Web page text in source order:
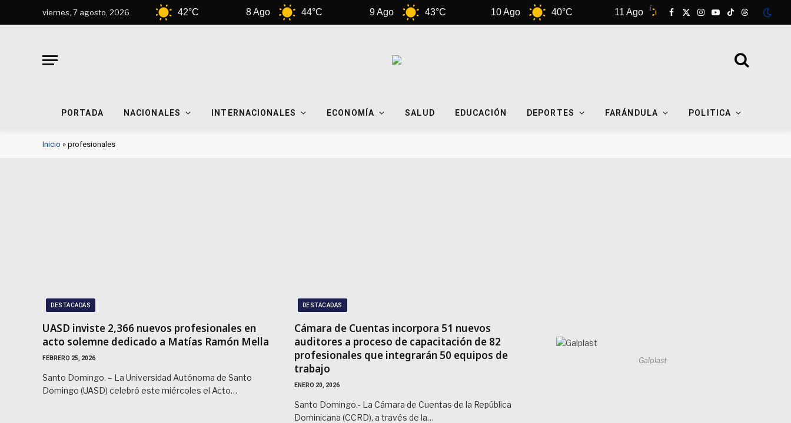
viernes, 7 agosto, 2026
7 Ago 42°C 8 Ago 44°C 9 Ago 43°C 10 Ago 40°C 11 Ago 38°C 12 Ago
Facebook
X
Instagram
YouTube
TikTokThreads
PORTADA NACIONALES INTERNACIONALES ECONOMÍA SALUD EDUCACIÓN DEPORTES FARÁNDULA POLITICA
Inicio » profesionales
DESTACADAS
UASD inviste 2,366 nuevos profesionales en
acto solemne dedicado a Matías Ramón Mella
FEBRERO 25, 2026
Santo Domingo. – La Universidad Autónoma de Santo
Domingo (UASD) celebró este miércoles el Acto…
DESTACADAS
Cámara de Cuentas incorpora 51 nuevos
auditores a proceso de capacitación de 82
profesionales que integrarán 50 equipos de
trabajo
ENERO 20, 2026
Santo Domingo.- La Cámara de Cuentas de la República
Dominicana (CCRD), a través de la…
Galplast